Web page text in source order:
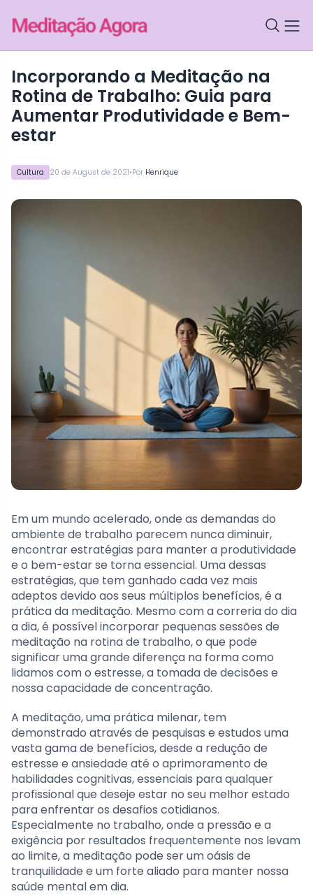
Cultura 20 de August de 2021•Por Henrique
Incorporando a Meditação na
Rotina de Trabalho: Guia para
Aumentar Produtividade e Bem-
estar
Em um mundo acelerado, onde as demandas do
ambiente de trabalho parecem nunca diminuir,
encontrar estratégias para manter a produtividade
e o bem-estar se torna essencial. Uma dessas
estratégias, que tem ganhado cada vez mais
adeptos devido aos seus múltiplos benefícios, é a
prática da meditação. Mesmo com a correria do dia
a dia, é possível incorporar pequenas sessões de
meditação na rotina de trabalho, o que pode
significar uma grande diferença na forma como
lidamos com o estresse, a tomada de decisões e
nossa capacidade de concentração.
A meditação, uma prática milenar, tem
demonstrado através de pesquisas e estudos uma
vasta gama de benefícios, desde a redução de
estresse e ansiedade até o aprimoramento de
habilidades cognitivas, essenciais para qualquer
profissional que deseje estar no seu melhor estado
para enfrentar os desafios cotidianos.
Especialmente no trabalho, onde a pressão e a
exigência por resultados frequentemente nos levam
ao limite, a meditação pode ser um oásis de
tranquilidade e um forte aliado para manter nossa
saúde mental em dia.